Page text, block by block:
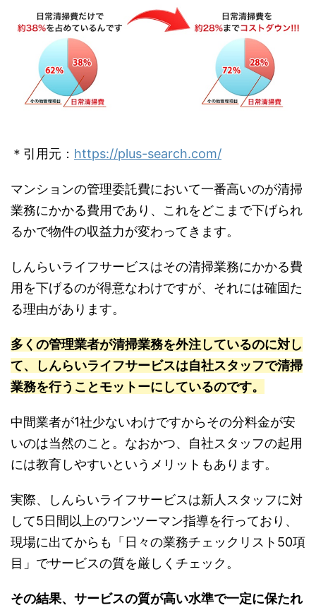
＊引用元： https://plus-search.com/
マンションの管理委託費において一番高いのが清掃
業務にかかる費用であり、これをどこまで下げられ
るかで物件の収益力が変わってきます。
しんらいライフサービスはその清掃業務にかかる費
用を下げるのが得意なわけですが、それには確固た
る理由があります。
多くの管理業者が清掃業務を外注しているのに対し
て、しんらいライフサービスは自社スタッフで清掃
業務を行うことモットーにしているのです。
中間業者が1社少ないわけですからその分料金が安
いのは当然のこと。なおかつ、自社スタッフの起用
には教育しやすいというメリットもあります。
実際、しんらいライフサービスは新人スタッフに対
して5日間以上のワンツーマン指導を行っており、
現場に出てからも「日々の業務チェックリスト50項
目」でサービスの質を厳しくチェック。
その結果、サービスの質が高い水準で一定に保たれ